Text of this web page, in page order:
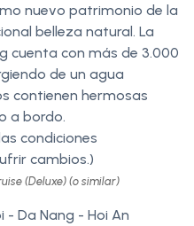
nuevo patrimonio de la
belleza natural. La
cuenta con más de 3.000
de un agua
contienen hermosas
a bordo.
condiciones
cambios.)
(Deluxe) (o similar)
- Da Nang - Hoi An